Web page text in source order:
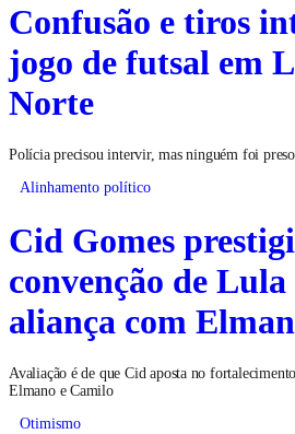
Confusão e tiros
jogo de futsal em
Norte
Polícia precisou intervir, mas ninguém foi preso
Alinhamento político
Cid Gomes
convenção de
aliança com
Avaliação é de que Cid aposta no
Elmano e Camilo
Otimismo